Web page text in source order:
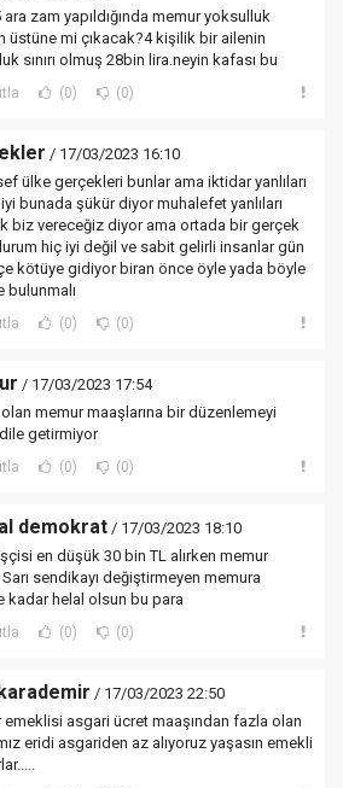
ara zam yapıldığında memur yoksulluk
üstüne mi çıkacak?4 kişilik bir ailenin
sınırı olmuş 28bin lira.neyin kafası bu
(0) (0)
/ 17/03/2023 16:10
ülke gerçekleri bunlar ama iktidar yanlıları
bunada şükür diyor muhalefet yanlıları
biz vereceğiz diyor ama ortada bir gerçek
hiç iyi değil ve sabit gelirli insanlar gün
kötüye gidiyor biran önce öyle yada böyle
bulunmalı
(0) (0)
/ 17/03/2023 17:54
memur maaşlarına bir düzenlemeyi
getirmiyor
(0) (0)
demokrat / 17/03/2023 18:10
en düşük 30 bin TL alırken memur
sendikayı değiştirmeyen memura
kadar helal olsun bu para
(0) (0)
/ 17/03/2023 22:50
emeklisi asgari ücret maaşından fazla olan
eridi asgariden az alıyoruz yaşasın emekli